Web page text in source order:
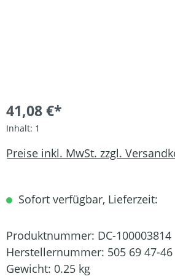
41,08 €*
Inhalt: 1
Preise inkl. MwSt. zzgl.
Sofort verfügbar, Lieferzeit:
Produktnummer: DC-100003814
Herstellernummer: 505 69 47-46
Gewicht: 0.25 kg